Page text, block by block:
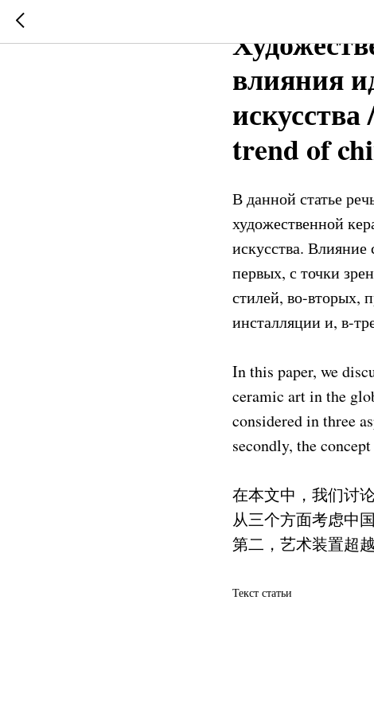
влияния
trend of
В данной статье
художественной
искусства. Влияние
первых, с точки
стилей, во-вторых,
инсталляции и, в-
In this paper, we
ceramic art in the
considered in three
secondly, the
在本文中，我们讨
从三个方面考虑中
第二，艺术装置超
Текст статьи